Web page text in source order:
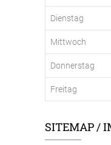
Dienstag
Mittwoch
Donnerstag
Freitag
SITEMAP /